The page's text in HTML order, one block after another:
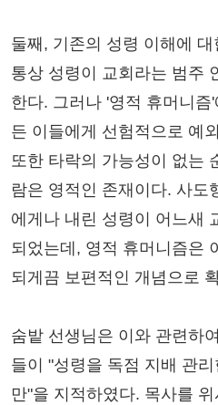
둘째, 기존의 성령 이해에
통상 성령이 교회라는 범주
한다. 그러나 '영적 휴머니
든 이들에게 선험적으로 예
또한 타락의 가능성이 없는
람은 영적인 존재이다. 사도
에게나 내린 성령이 어느새
되었는데, 영적 휴머니즘은
되게끔 보편적인 개념으로
숨밭 선생님은 이와 관련하
들이 "성령을 독점 지배 관
만"을 지적하였다. 목사를